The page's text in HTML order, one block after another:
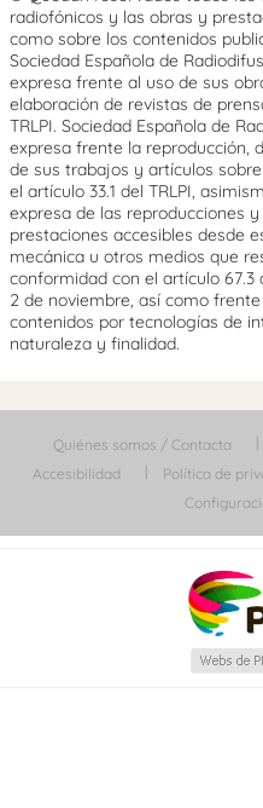
radiofónicos y las obras y
como sobre los contenidos
Sociedad Española de
expresa frente al uso de sus
elaboración de revistas de
TRLPI. Sociedad Española de
expresa frente la reproducción,
de sus trabajos y artículos
el artículo 33.1 del TRLPI,
expresa de las reproducciones
prestaciones accesibles desde
mecánica u otros medios que
conformidad con el artículo
2 de noviembre, así como
contenidos por tecnologías de
naturaleza y finalidad.
Quiénes somos / Contacta
Accesibilidad
Política de